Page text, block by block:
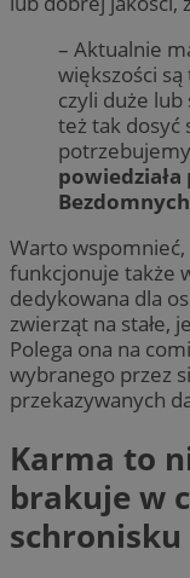
– Aktualnie
większości
czyli duże
też tak dosyć
Warto
funkcjonuje także
dedykowana dla
zwierząt na stałe,
Polega ona na
wybranego przez
przekazywanych
Karma to
brakuje w
schronisku